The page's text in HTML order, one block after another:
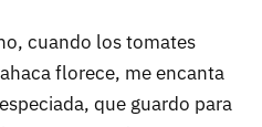
cuando los tomates
florece, me encanta
que guardo para